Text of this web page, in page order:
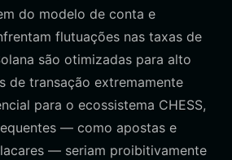
do modelo de conta e
flutuações nas taxas de
são otimizadas para alto
de transação extremamente
para o ecossistema CHESS,
— como apostas e
— seriam proibitivamente